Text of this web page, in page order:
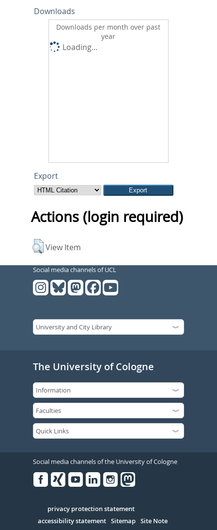
Downloads
Downloads per month over past
year
Loading...
Export
Actions (login required)
View Item
Social media channels of UCL
The University of Cologne
Social media channels of the University of Cologne
Serivce
privacy protection statement
accessibility statement Sitemap Site Note